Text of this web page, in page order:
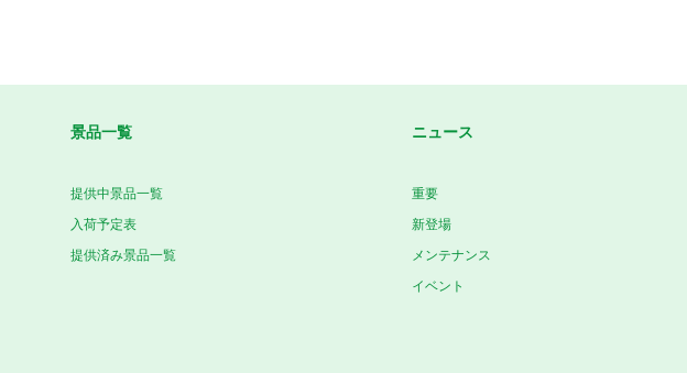
景品一覧
提供中景品一覧
入荷予定表
提供済み景品一覧
ニュース
重要
新登場
メンテナンス
イベント